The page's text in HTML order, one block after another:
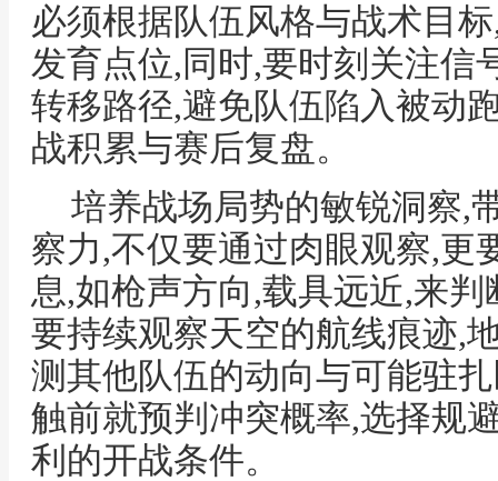
必须根据队伍风格与战术目
发育点位,同时,要时刻关注信
转移路径,避免队伍陷入被动
战积累与赛后复盘。
培养战场局势的敏锐洞察,
察力,不仅要通过肉眼观察,更
息,如枪声方向,载具远近,来
要持续观察天空的航线痕迹,
测其他队伍的动向与可能驻
触前就预判冲突概率,选择规
利的开战条件。